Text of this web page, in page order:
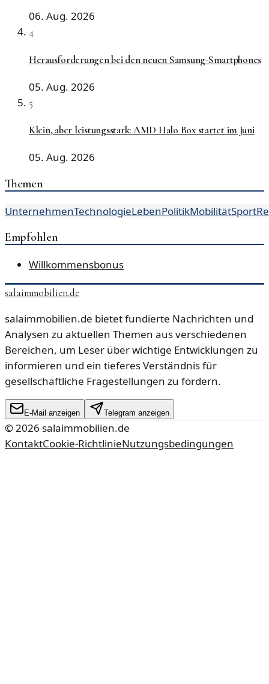
06. Aug. 2026
4
Herausforderungen bei den neuen Samsung-Smartphones
05. Aug. 2026
5
Klein, aber leistungsstark: AMD Halo Box startet im Juni
05. Aug. 2026
Themen
UnternehmenTechnologieLebenPolitikMobilitätSport
Empfohlen
Willkommensbonus
salaimmobilien.de
salaimmobilien.de bietet fundierte Nachrichten und
Analysen zu aktuellen Themen aus verschiedenen
Bereichen, um Leser über wichtige Entwicklungen zu
informieren und ein tieferes Verständnis für
gesellschaftliche Fragestellungen zu fördern.
E-Mail anzeigen Telegram anzeigen
©2026 salaimmobilien.de
KontaktCookie-RichtlinieNutzungsbedingungen